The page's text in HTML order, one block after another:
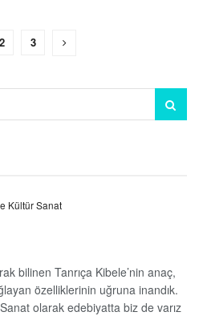
2 3
Kültür Sanat
bilinen Tanrıça Kibele’nin anaç,
özelliklerinin uğruna inandık.
olarak edebiyatta biz de varız